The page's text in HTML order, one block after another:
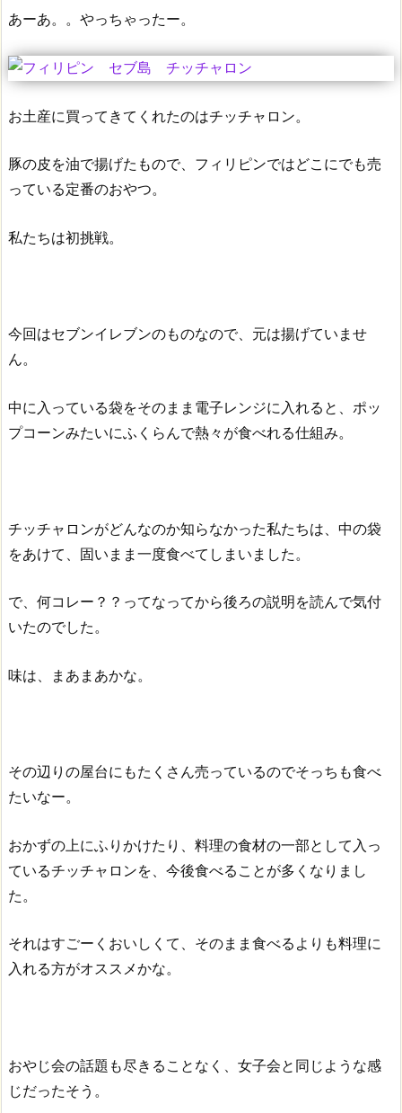
あーあ。。やっちゃったー。
お土産に買ってきてくれたのはチッチャロン。
豚の皮を油で揚げたもので、フィリピンではどこにでも売
っている定番のおやつ。
私たちは初挑戦。
今回はセブンイレブンのものなので、元は揚げていませ
ん。
中に入っている袋をそのまま電子レンジに入れると、ポッ
プコーンみたいにふくらんで熱々が食べれる仕組み。
チッチャロンがどんなのか知らなかった私たちは、中の袋
をあけて、固いまま一度食べてしまいました。
で、何コレー？？ってなってから後ろの説明を読んで気付
いたのでした。
味は、まあまあかな。
その辺りの屋台にもたくさん売っているのでそっちも食べ
たいなー。
おかずの上にふりかけたり、料理の食材の一部として入っ
ているチッチャロンを、今後食べることが多くなりまし
た。
それはすごーくおいしくて、そのまま食べるよりも料理に
入れる方がオススメかな。
おやじ会の話題も尽きることなく、女子会と同じような感
じだったそう。